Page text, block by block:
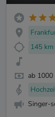
145 km
ab 1000
Singer-